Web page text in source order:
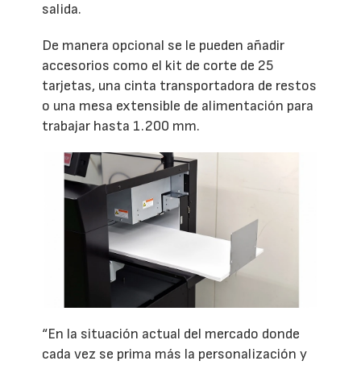
salida.
De manera opcional se le pueden añadir
accesorios como el kit de corte de 25
tarjetas, una cinta transportadora de restos
o una mesa extensible de alimentación para
trabajar hasta 1.200 mm.
“En la situación actual del mercado donde
cada vez se prima más la personalización y